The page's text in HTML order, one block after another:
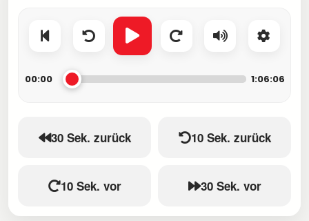
00:00 1:06:06
30 Sek. zurück 10 Sek. zurück
10 Sek. vor 30 Sek. vor